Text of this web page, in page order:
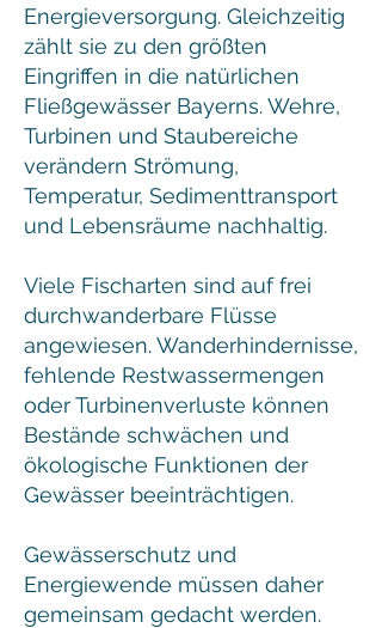
Energieversorgung. Gleichzeitig
zählt sie zu den größten
Eingriffen in die natürlichen
Fließgewässer Bayerns. Wehre,
Turbinen und Staubereiche
verändern Strömung,
Temperatur, Sedimenttransport
und Lebensräume nachhaltig.
Viele Fischarten sind auf frei
durchwanderbare Flüsse
angewiesen. Wanderhindernisse,
fehlende Restwassermengen
oder Turbinenverluste können
Bestände schwächen und
ökologische Funktionen der
Gewässer beeinträchtigen.
Gewässerschutz und
Energiewende müssen daher
gemeinsam gedacht werden.